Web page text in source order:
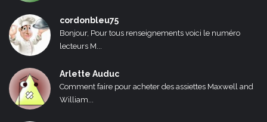
cordonbleu75
Bonjour, Pour tous renseignements voici le numéro
lecteurs M...
Arlette Auduc
Comment faire pour acheter des assiettes Maxwell and
William...